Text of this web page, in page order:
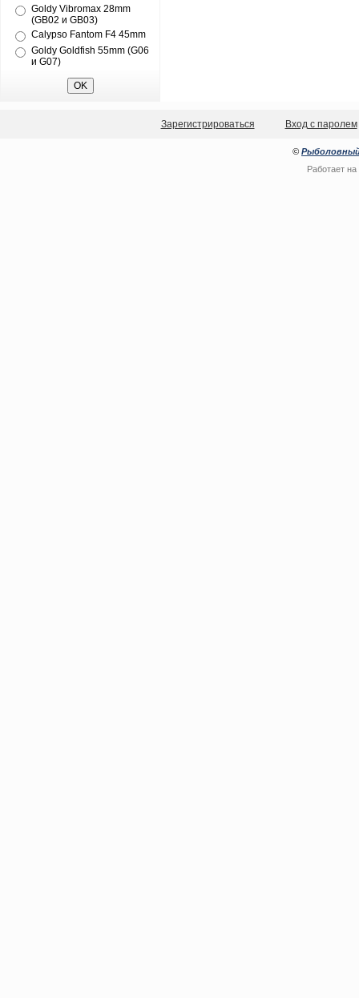
Goldy Vibromax 28mm
(GB02 и GB03)
Calypso Fantom F4 45mm
Goldy Goldfish 55mm (G06
и G07)
Зарегистрироваться Вход с паролем
© Рыболовный
Работает